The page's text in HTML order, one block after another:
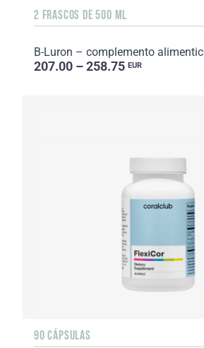
2 FRASCOS DE 500 ML
207.00 – 258.75 EUR
90 CÁPSULAS